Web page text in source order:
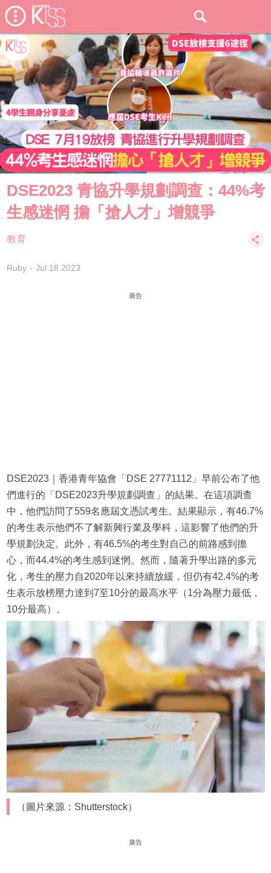
DSE2023 青協升學規劃調查：44%考
生感迷惘 擔「搶人才」增競爭
教育
Ruby Jul 18 2023
廣告
DSE2023｜香港青年協會「DSE 27771112」早前公布了他
們進行的「DSE2023升學規劃調查」的結果。在這項調查
中，他們訪問了559名應屆文憑試考生。結果顯示，有46.7%
的考生表示他們不了解新興行業及學科，這影響了他們的升
學規劃決定。此外，有46.5%的考生對自己的前路感到擔
心，而44.4%的考生感到迷惘。然而，隨著升學出路的多元
化，考生的壓力自2020年以來持續放緩，但仍有42.4%的考
生表示放榜壓力達到7至10分的最高水平（1分為壓力最低，
10分最高）。
（圖片來源：Shutterstock）
廣告